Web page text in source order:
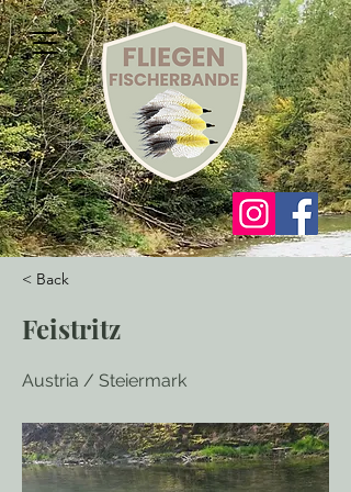
< Back
Feistritz
Austria / Steiermark